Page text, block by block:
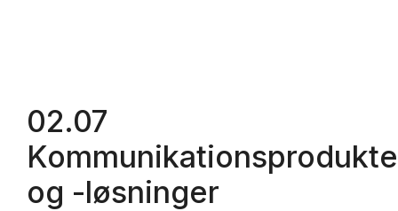
02.07
og -løsninger